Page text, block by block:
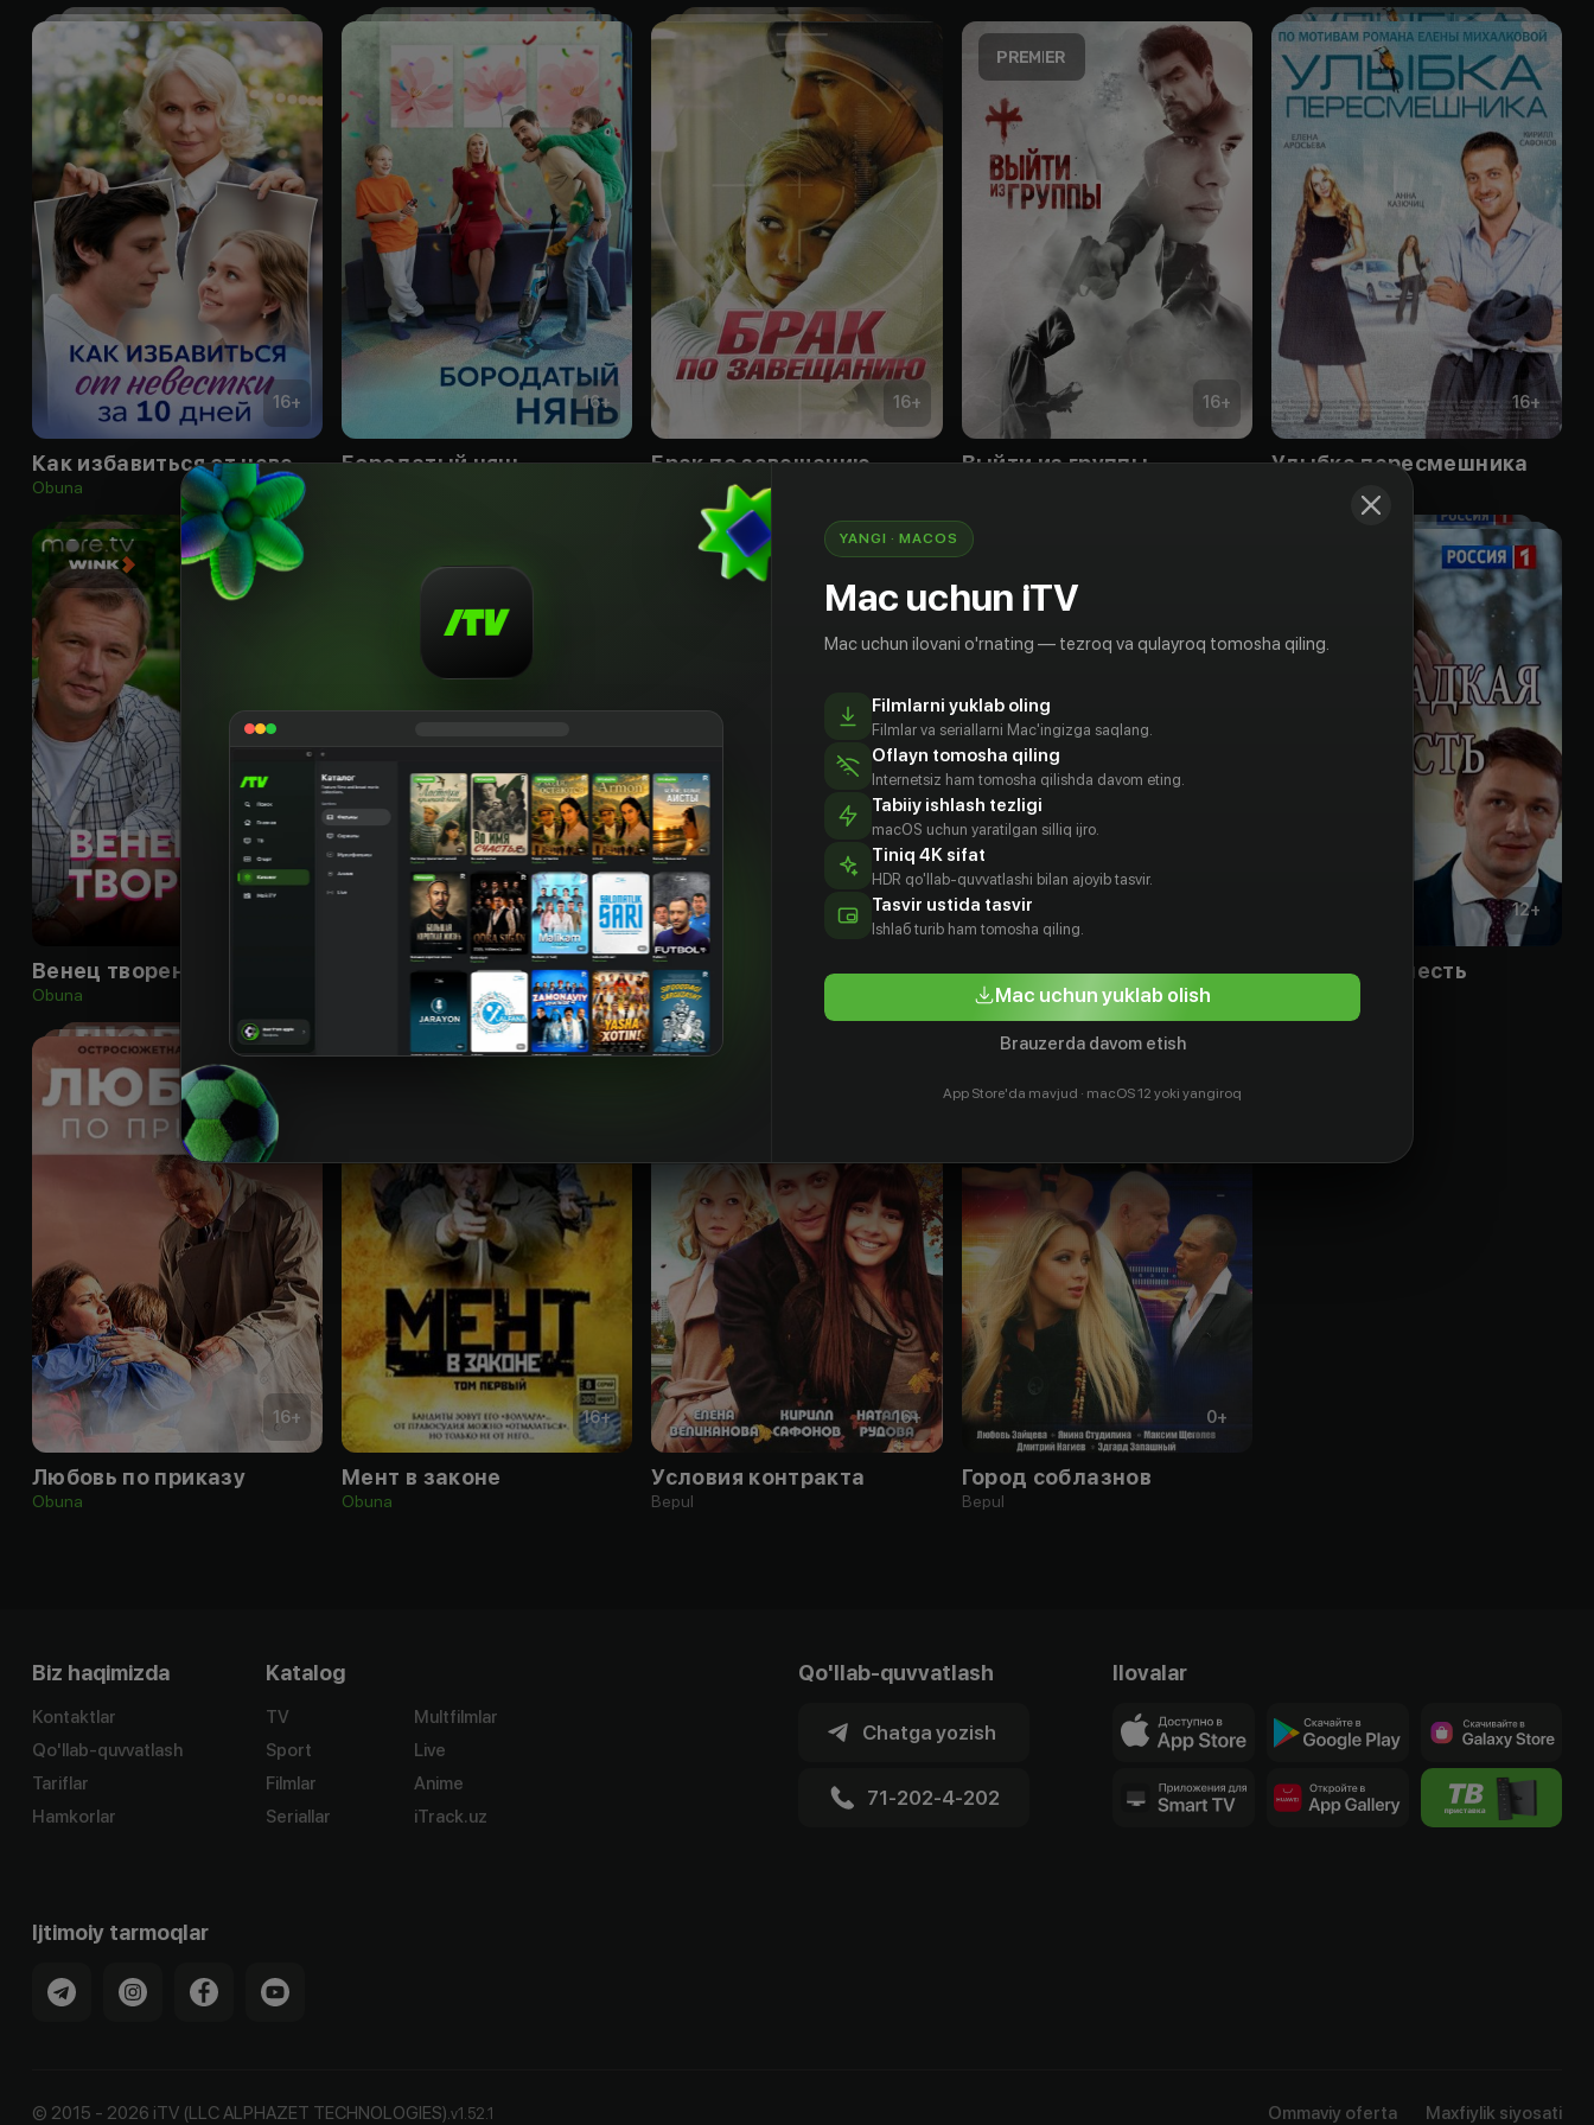
16+
Как избавиться от невестки за 10 дней
Obuna
16+
Бородатый нянь
16+
Брак по завещанию
16+
Выйти из группы
16+
Улыбка пересмешника
Венец творения
Obuna
16+
В отражении тебя
16+
Братья детективы
Obuna
Чёрная лестница
Obuna
12+
Несладкая месть
16+
Любовь по приказу
Obuna
16+
Мент в законе
Obuna
16+
Условия контракта
Bepul
0+
Город соблазнов
Bepul
Biz haqimizda
Kontaktlar
Qo'llab-quvvatlash
Tariflar
Hamkorlar
Katalog
TV
Sport
Filmlar
Seriallar
Multfilmlar
Live
Anime
iTrack.uz
Qo'llab-quvvatlash
Chatga yozish
71-202-4-202
Ilovalar
Ijtimoiy tarmoqlar
© 2015 - 2026 iTV (LLC ALPHAZET TECHNOLOGIES).v1.52.1 Ommaviy oferta Maxfiylik siyosati
YANGI · MACOS
Mac uchun iTV
Mac uchun ilovani o'rnating — tezroq va qulayroq tomosha qiling.
Filmlarni yuklab oling
Filmlar va seriallarni Mac'ingizga saqlang.
Oflayn tomosha qiling
Internetsiz ham tomosha qilishda davom eting.
Tabiiy ishlash tezligi
macOS uchun yaratilgan silliq ijro.
Tiniq 4K sifat
HDR qo'llab-quvvatlashi bilan ajoyib tasvir.
Tasvir ustida tasvir
Ishlаб turib ham tomosha qiling.
Mac uchun yuklab olish
Brauzerda davom etish
App Store'da mavjud · macOS 12 yoki yangiroq